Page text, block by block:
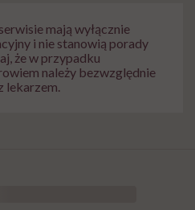
mają wyłącznie
i nie stanowią porady
że w przypadku
należy bezwzględnie
lekarzem.